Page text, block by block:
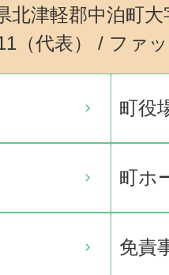
津軽郡中泊町大
（代表） / ファ
町役
町ホ
免責